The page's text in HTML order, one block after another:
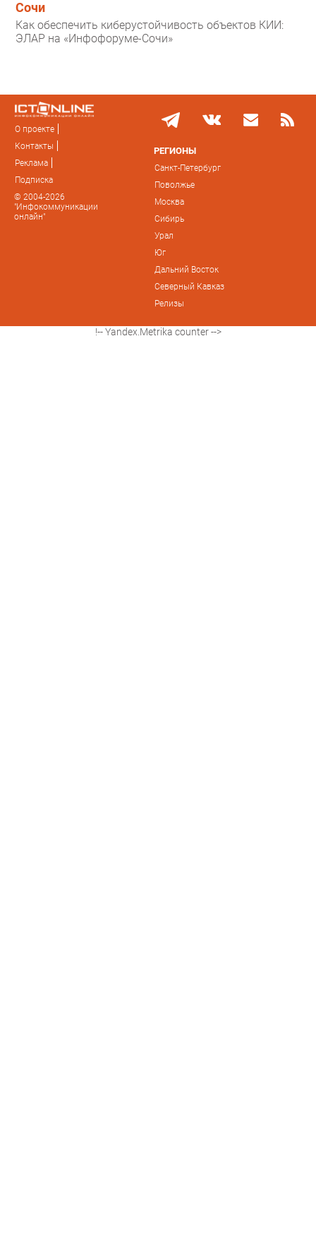
Сочи
Как обеспечить киберустойчивость объектов КИИ:
ЭЛАР на «Инфофоруме-Сочи»
О проекте
Контакты
Реклама
Подписка
© 2004-2026
"Инфокоммуникации
онлайн"
РЕГИОНЫ
Санкт-Петербург
Поволжье
Москва
Сибирь
Урал
Юг
Дальний Восток
Северный Кавказ
Релизы
!-- Yandex.Metrika counter -->